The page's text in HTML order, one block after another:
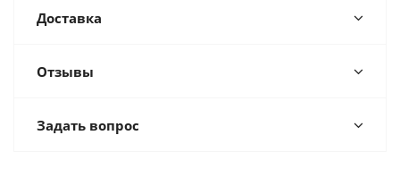
Доставка
Отзывы
Задать вопрос